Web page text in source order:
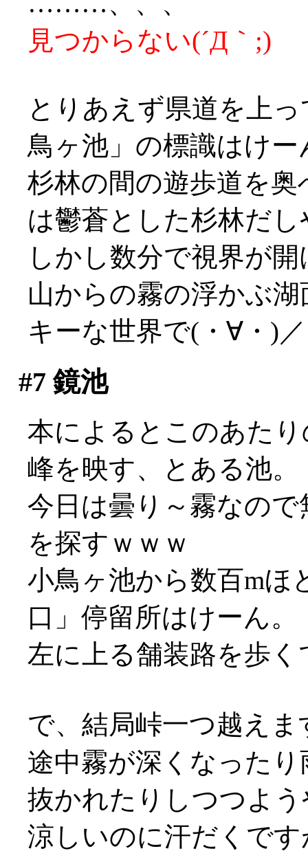
見つからない(´Д｀;)
とりあえず県道を上
鳥ヶ池」の標識はけー
杉林の間の遊歩道を
は鬱蒼とした杉林だ
しかし数分で視界が
山からの霧の浮かぶ
キーな世界で(・∀・)
#7 鏡池
本によるとこのあた
峰を映す、とある池。
今日は曇り～霧なの
を探すｗｗｗ
小鳥ヶ池から数百mほ
口」停留所はけーん。
左に上る舗装路を歩
で、結局峠一つ越え
途中霧が深くなった
抜かれたりしつつよ
涼しいのに汗だくで